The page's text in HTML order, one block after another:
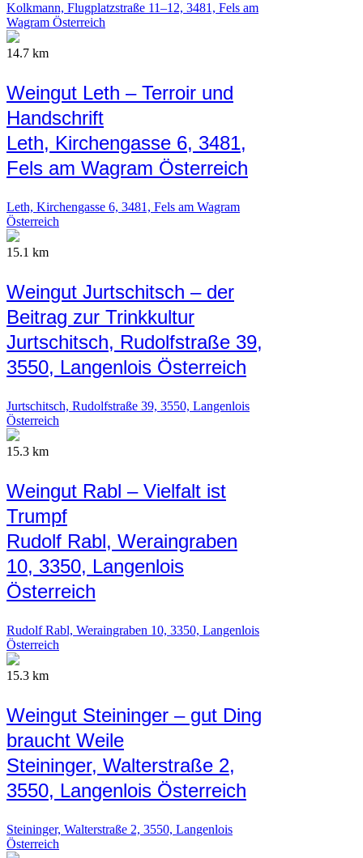
Kolkmann, Flugplatzstraße 11–12, 3481, Fels am
Wagram Österreich
14.7 km
Weingut Leth – Terroir und
Handschrift
Leth, Kirchengasse 6, 3481,
Fels am Wagram Österreich
Leth, Kirchengasse 6, 3481, Fels am Wagram
Österreich
15.1 km
Weingut Jurtschitsch – der
Beitrag zur Trinkkultur
Jurtschitsch, Rudolfstraße 39,
3550, Langenlois Österreich
Jurtschitsch, Rudolfstraße 39, 3550, Langenlois
Österreich
15.3 km
Weingut Rabl – Vielfalt ist
Trumpf
Rudolf Rabl, Weraingraben
10, 3350, Langenlois
Österreich
Rudolf Rabl, Weraingraben 10, 3350, Langenlois
Österreich
15.3 km
Weingut Steininger – gut Ding
braucht Weile
Steininger, Walterstraße 2,
3550, Langenlois Österreich
Steininger, Walterstraße 2, 3550, Langenlois
Österreich